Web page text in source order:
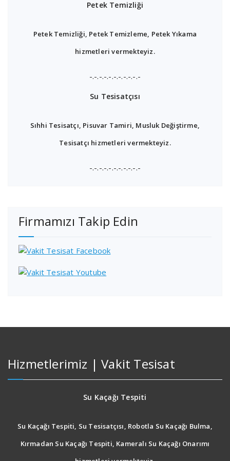
Petek Temizliği
Petek Temizliği, Petek Temizleme, Petek Yıkama
hizmetleri vermekteyiz.
-.-.-.-.-.-.-.-.-.-.-
Su Tesisatçısı
Sıhhi Tesisatçı, Pisuvar Tamiri, Musluk Değiştirme,
Tesisatçı hizmetleri vermekteyiz.
-.-.-.-.-.-.-.-.-.-.-
Firmamızı Takip Edin
Hizmetlerimiz | Vakit Tesisat
Su Kaçağı Tespiti
Su Kaçağı Tespiti, Su Tesisatçısı, Robotla Su Kaçağı Bulma,
Kırmadan Su Kaçağı Tespiti, Kameralı Su Kaçağı Onarımı